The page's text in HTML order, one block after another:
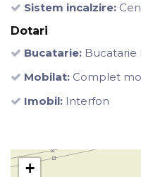
Sistem incalzire:
Dotari
Bucatarie: Bucatarie
Mobilat: Complet
Imobil: Interfon
+